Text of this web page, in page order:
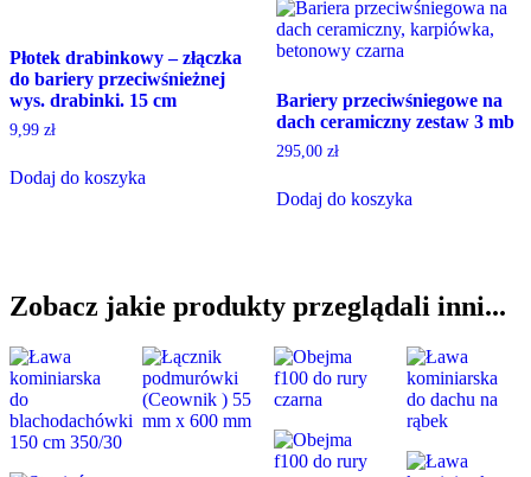
Płotek drabinkowy – złączka
do bariery przeciwśnieżnej
wys. drabinki. 15 cm
9,99 zł
Dodaj do koszyka
Bariery przeciwśniegowe na
dach ceramiczny zestaw 3 mb
295,00 zł
Dodaj do koszyka
Zobacz jakie produkty przeglądali inni...